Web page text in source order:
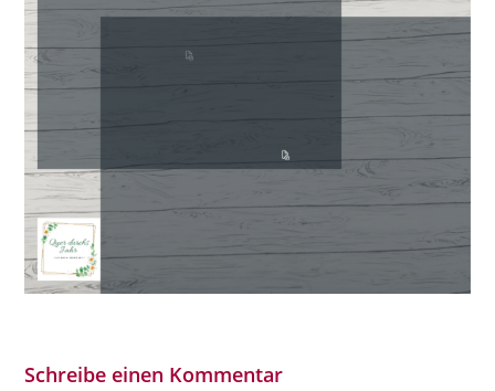
Schreibe einen Kommentar